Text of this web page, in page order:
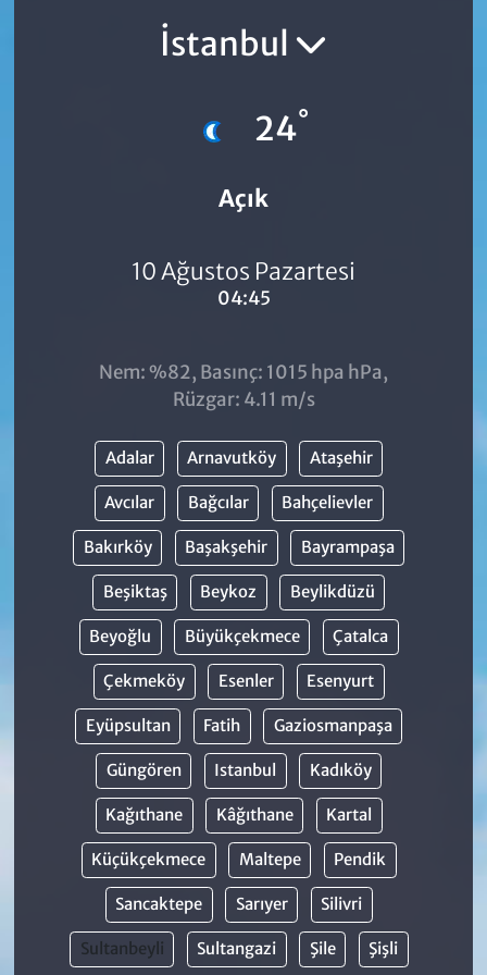
İstanbul
24°
Açık
10 Ağustos Pazartesi
04:45
Nem: %82, Basınç: 1015 hpa hPa,
Rüzgar: 4.11 m/s
Adalar Arnavutköy Ataşehir
Avcılar Bağcılar Bahçelievler
Bakırköy Başakşehir Bayrampaşa
Beşiktaş Beykoz Beylikdüzü
Beyoğlu Büyükçekmece Çatalca
Çekmeköy Esenler Esenyurt
Eyüpsultan Fatih Gaziosmanpaşa
Güngören Istanbul Kadıköy
Kağıthane Kâğıthane Kartal
Küçükçekmece Maltepe Pendik
Sancaktepe Sarıyer Silivri
Sultanbeyli Sultangazi Şile Şişli